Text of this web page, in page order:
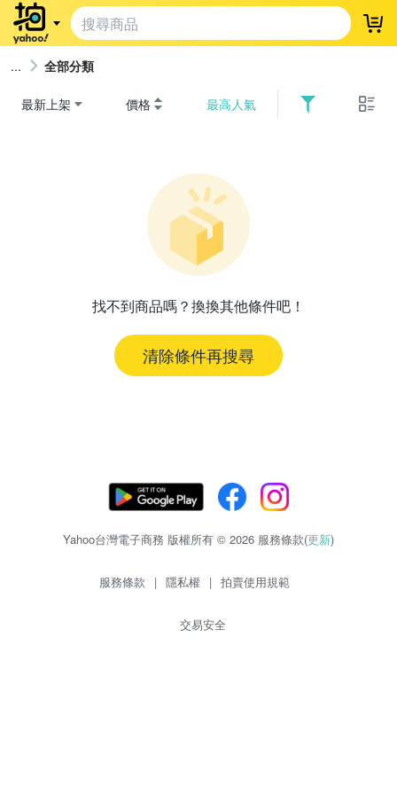
登
全部分類
最新上架 價格 最高人氣
找不到商品嗎？換換其他條件吧！
清除條件再搜尋
Yahoo台灣電子商務 版權所有 © 2026 服務條款(更新)
服務條款 | 隱私權 | 拍賣使用規範
交易安全